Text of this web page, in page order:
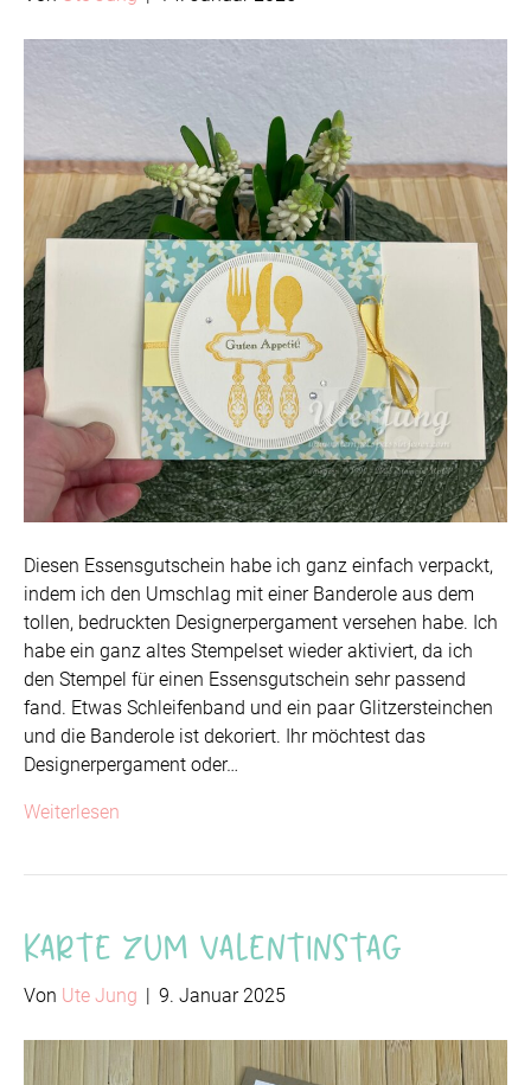
Diesen Essensgutschein habe ich ganz einfach verpackt,
indem ich den Umschlag mit einer Banderole aus dem
tollen, bedruckten Designerpergament versehen habe. Ich
habe ein ganz altes Stempelset wieder aktiviert, da ich
den Stempel für einen Essensgutschein sehr passend
fand. Etwas Schleifenband und ein paar Glitzersteinchen
und die Banderole ist dekoriert. Ihr möchtest das
Designerpergament oder…
Weiterlesen
Karte zum Valentinstag
Von Ute Jung 9. Januar 2025